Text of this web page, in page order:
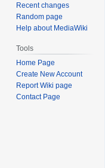
Recent changes
Random page
Help about MediaWiki
Tools
Home Page
Create New Account
Report Wiki page
Contact Page